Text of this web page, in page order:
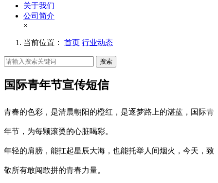
关于我们
公司简介
×
当前位置： 首页 行业动态
搜索
国际青年节宣传短信
青春的色彩，是清晨朝阳的橙红，是逐梦路上的湛蓝，国际青
年节，为每颗滚烫的心脏喝彩。
年轻的肩膀，能扛起星辰大海，也能托举人间烟火，今天，致
敬所有敢闯敢拼的青春力量。